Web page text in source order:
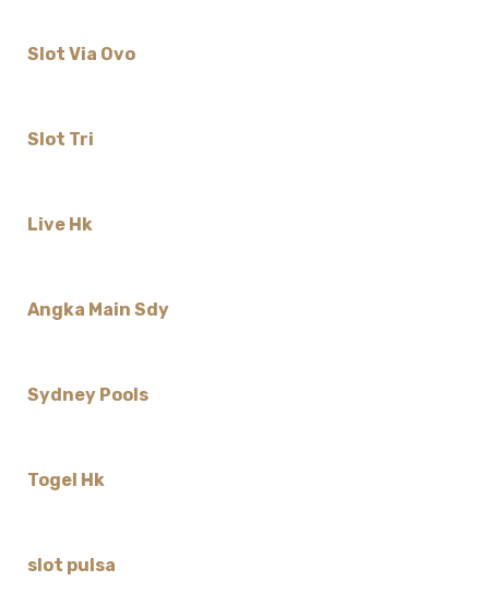
Slot Via Ovo
Slot Tri
Live Hk
Angka Main Sdy
Sydney Pools
Togel Hk
slot pulsa